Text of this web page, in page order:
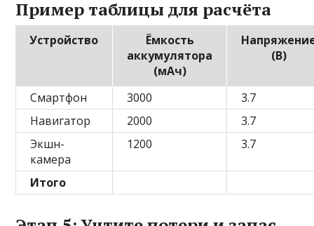
Пример таблицы для расчёта
Устройство
Ёмкость
аккумулятора
(мАч)
(В)
Смартфон 3000
3.7
Навигатор
2000
3.7
Экшн-
камера
1200 3.7
Итого